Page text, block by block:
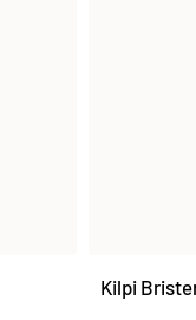
Kilpi